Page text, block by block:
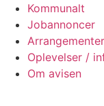
Kommunalt
Jobannoncer
Arrangementer
Oplevelser /
Om avisen